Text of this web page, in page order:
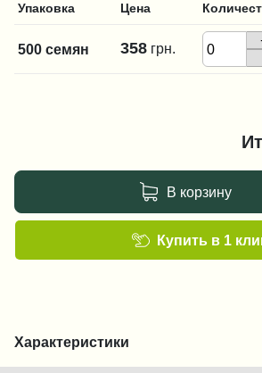
Упаковка Цена
500 семян 358 грн.
В корзину
Купить в 1
Характеристики